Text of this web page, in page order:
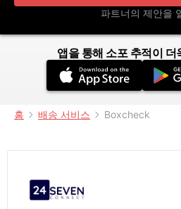
파트너의 제안을
앱을 통해 소포 추적이 더
홈 배송 서비스 Boxcheck